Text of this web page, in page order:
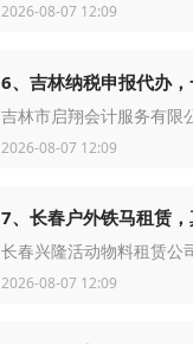
2026-08-07 12:09
6、吉林纳税申报代办
吉林市启翔会计服务有限
2026-08-07 12:09
7、长春户外铁马租赁
长春兴隆活动物料租赁公司
2026-08-07 12:09